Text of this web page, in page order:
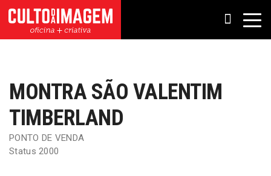
MONTRA SÃO VALENTIM
TIMBERLAND
PONTO DE VENDA
Status 2000